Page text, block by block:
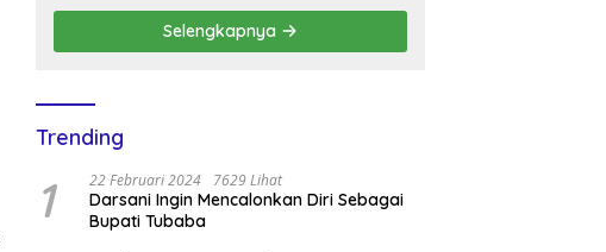
Selengkapnya
Trending
1 22 Februari 2024 7629 Lihat
Darsani Ingin Mencalonkan Diri Sebagai
Bupati Tubaba